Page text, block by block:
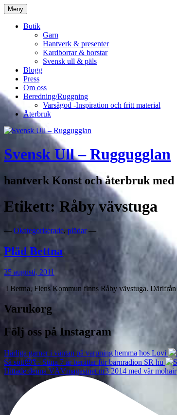
Hoppa
till
innehåll
Meny
Butik
Garn
Hantverk & presenter
Kardborrar & borstar
Svensk ull & päls
Blogg
Press
Om oss
Beredning/Ruggning
Varsågod -Inspiration och fritt material
Återbruk
Svensk Ull – Ruggugglan
hantverk Konst och återbruk
Etikett: Råby vävstuga
— Okategoriserade, plädar—
Pläd Bettna
25 augusti, 2011
I Bettna, Flens Kommun finns Råby vävstuga.
Varukorg
Följ oss på Instagram
Härliga garner i väntan på varpning hemma hos Lovi
Så sött😍🐑 Stina 7 år berättar för barnradion SR hu
Hittade denna VÄVmagasinet nr3 2014 med vår mohair